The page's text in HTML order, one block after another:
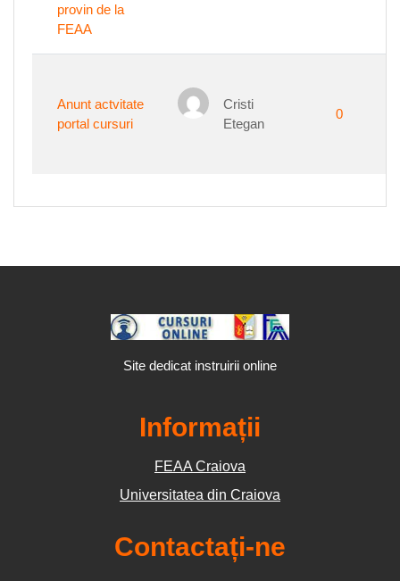
provin de la
FEAA
Anunt actvitate
portal cursuri
Cristi
Etegan
0
Site dedicat instruirii online
Informații
FEAA Craiova
Universitatea din Craiova
Contactați-ne